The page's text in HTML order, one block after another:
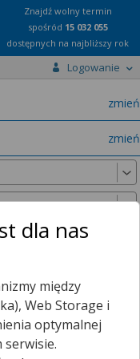
Znajdź wolny termin
spośród 15 032 055
dostępnych na najbliższy rok
Logowanie
zmień
zmień
25 km , dlatego
50 km
dla nas
między
Web Storage i
optymalnej
serwisie.